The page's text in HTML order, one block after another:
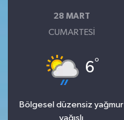
28 MART
CUMARTESI
6°
Bölgesel düzensiz yağmur
yağışlı